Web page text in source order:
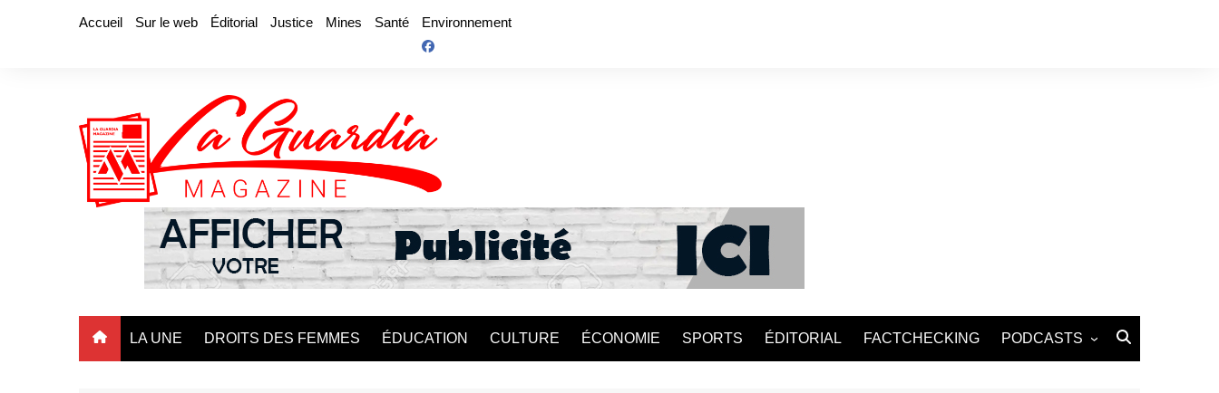
Accueil Sur le web Éditorial Justice Mines Santé Environnement
LA UNE DROITS DES FEMMES ÉDUCATION CULTURE ÉCONOMIE SPORTS ÉDITORIAL FACTCHECKING PODCASTS